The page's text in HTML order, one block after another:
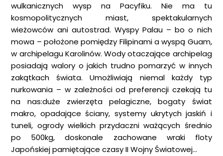
wulkanicznych wysp na Pacyfiku. Nie ma tu
kosmopolitycznych miast, spektakularnych
wieżowców ani autostrad. Wyspy Palau – bo o nich
mowa – położone pomiędzy Filipinami a wyspą Guam,
w archipelagu Karolinów. Wody otaczające archipelag
posiadają walory o jakich trudno pomarzyć w innych
zakątkach świata. Umożliwiają niemal każdy typ
nurkowania – w zależności od preferencji czekają tu
na nas:duże zwierzęta pelagiczne, bogaty świat
makro, opadające ściany, systemy ukrytych jaskiń i
tuneli, ogrody wielkich przydaczni ważących średnio
po 500kg, doskonale zachowane wraki floty
Japońskiej pamiętające czasy II Wojny Światowej…